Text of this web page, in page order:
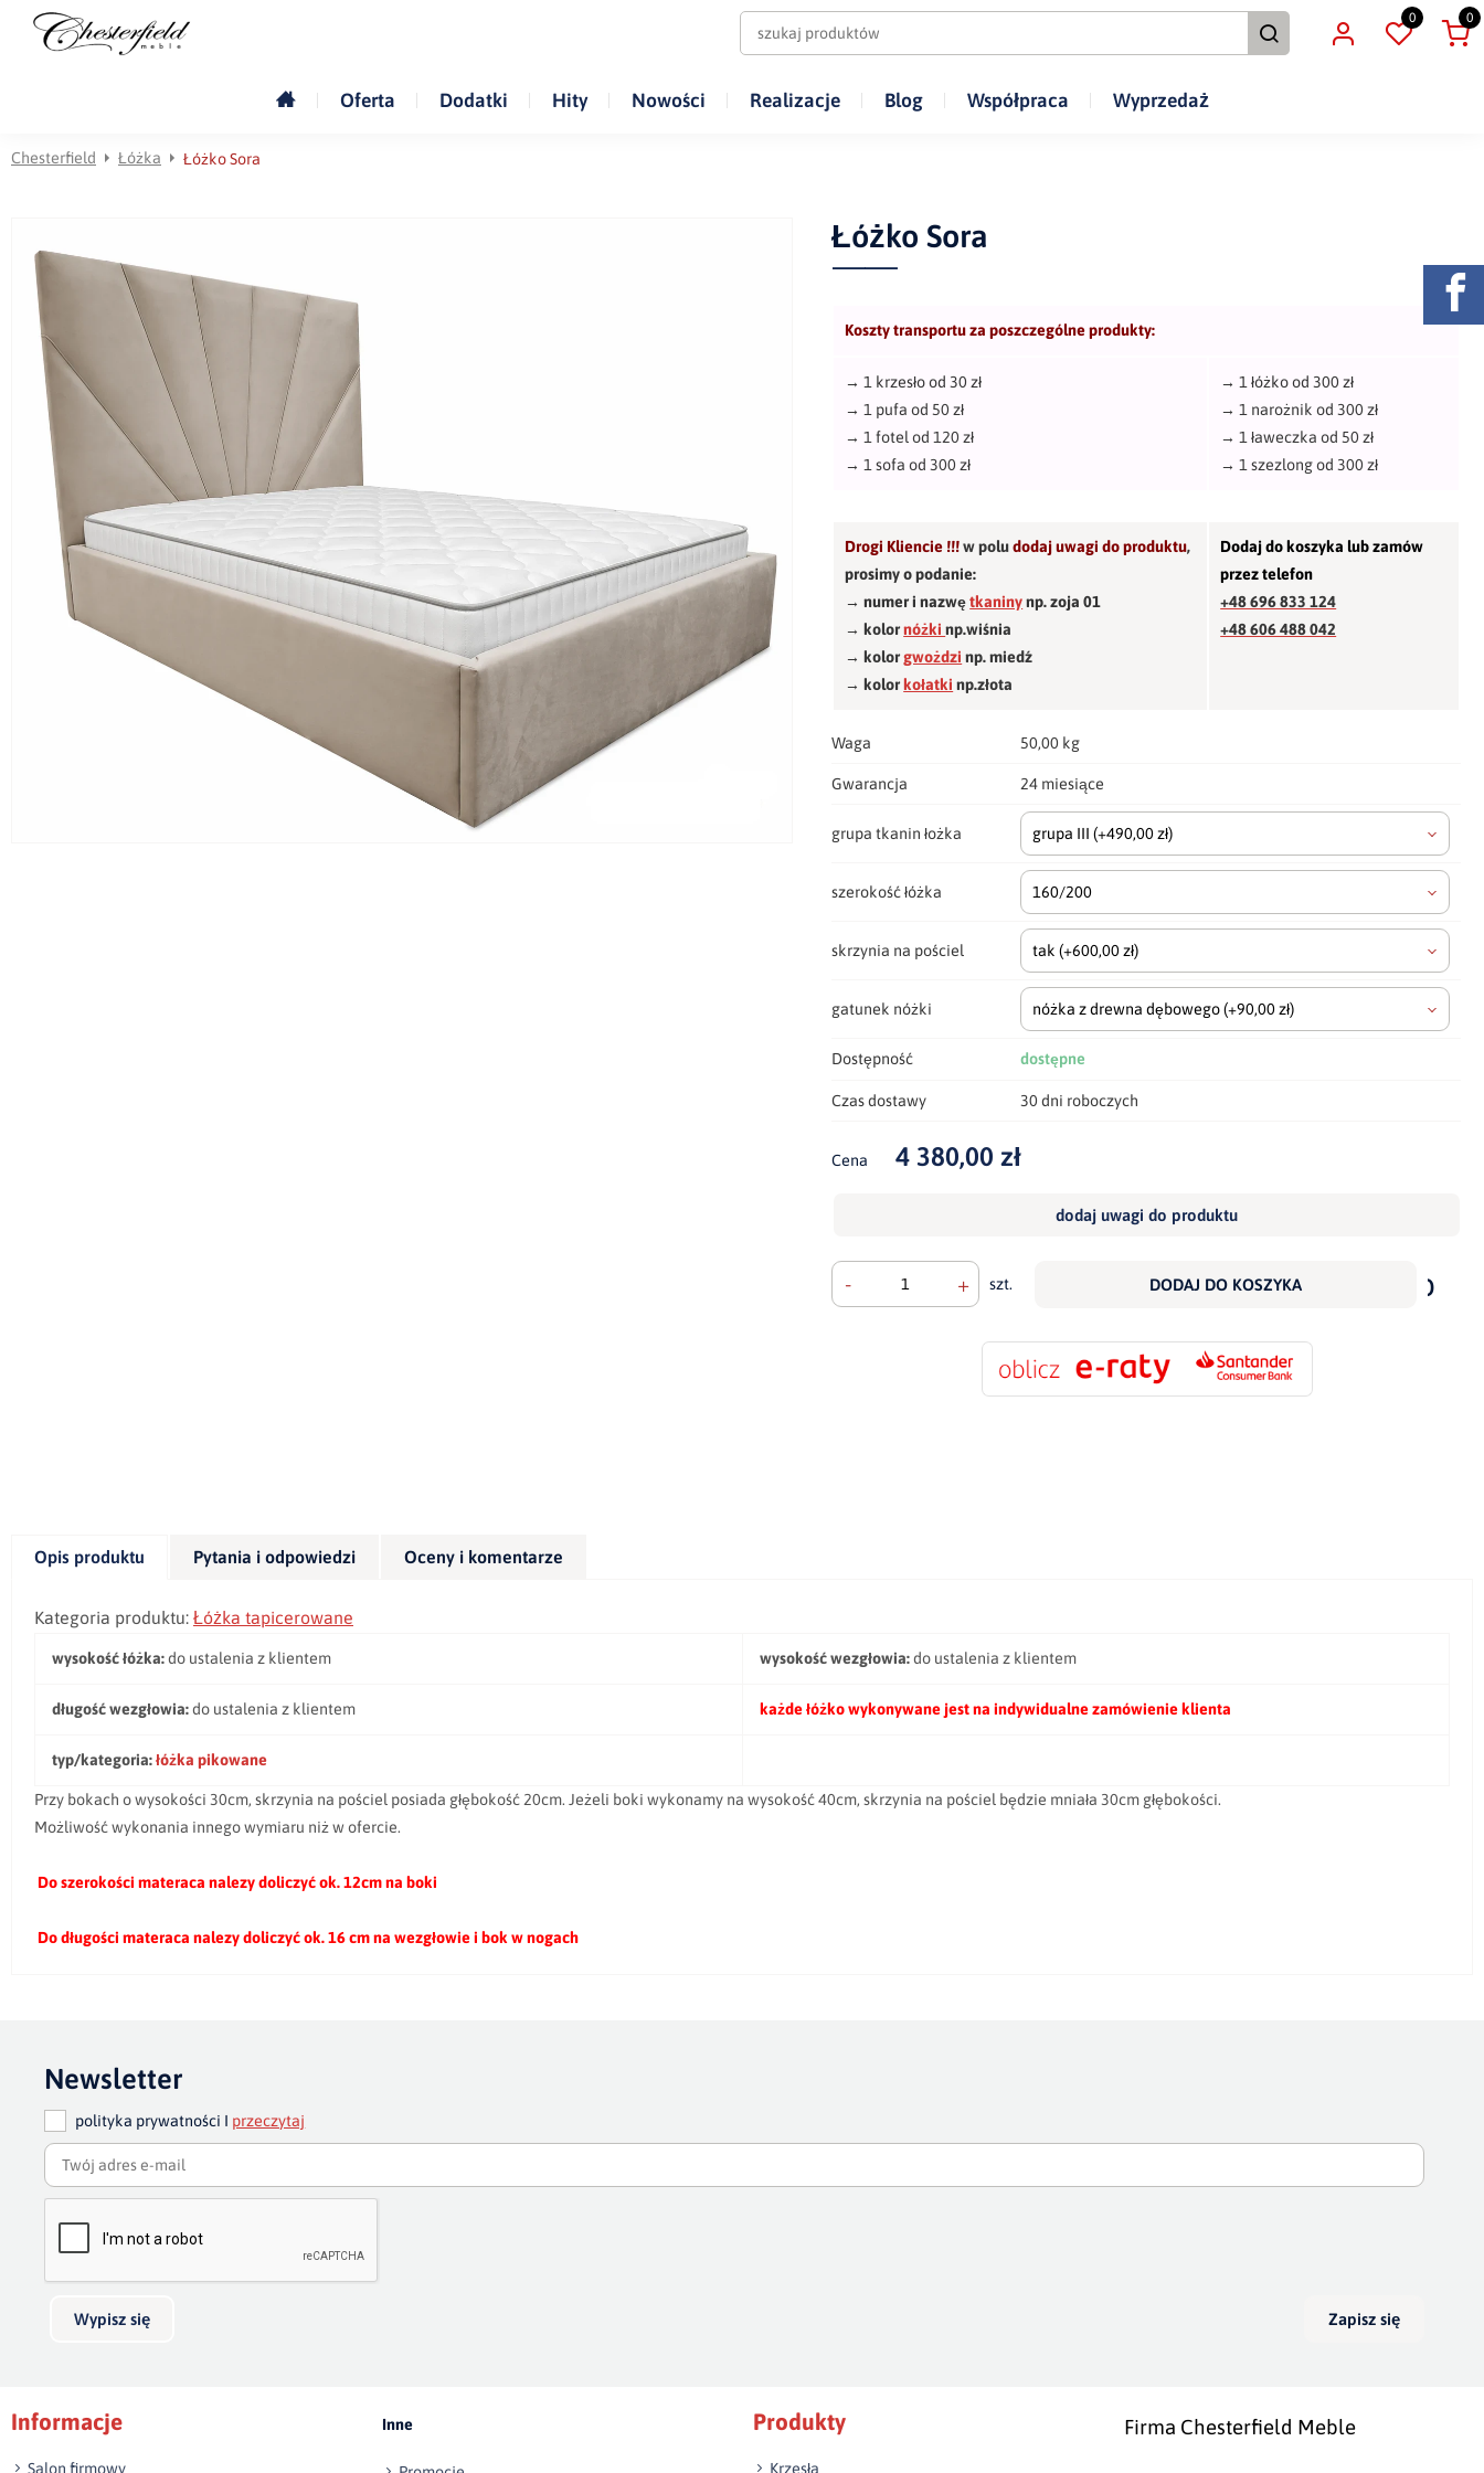
0 0
Oferta Dodatki Hity Nowości Realizacje Blog Współpraca Wyprzedaż
Chesterfield Łóżka Łóżko Sora
Łóżko Sora
Koszty transportu za poszczególne produkty:
→1 krzesło od 30 zł
→1 pufa od 50 zł
→ 1 fotel od 120 zł
→1 sofa od 300 zł
→1 łóżko od 300 zł
→1 narożnik od 300 zł
→1 ławeczka od 50 zł
→1 szezlong od 300 zł
Drogi Kliencie !!!w poludodaj uwagi do produktu,
prosimy o podanie:
→ numer i nazwętkaninynp. zoja 01
→ kolornóżkinp.wiśnia
→ kolorgwożdzi np. miedź
→ kolorkołatki np.złota
Dodaj do koszyka lub zamów
przez telefon
+48 696 833 124
+48 606 488 042
Waga 50,00 kg
Gwarancja 24 miesiące
grupa tkanin łożka grupa III(+490,00 zł)
szerokość łóżka 160/200
skrzynia na pościel tak(+600,00 zł)
gatunek nóżki nóżka z drewna dębowego(+90,00 zł)
Dostępność dostępne
Czas dostawy 30 dni roboczych
Cena 4 380,00 zł
dodaj uwagi do produktu
- + szt. DODAJ DO KOSZYKA
do
Opis produktu Pytania i odpowiedzi Oceny i komentarze
Kategoria produktu: Łóżka tapicerowane
wysokość łóżka:do ustalenia z klientem wysokość wezgłowia:do ustalenia z klientem
długość wezgłowia:do ustalenia z klientem każde łóżko wykonywane jest na indywidualne zamówienie klienta
typ/kategoria:łóżka pikowane
Przy bokach o wysokości 30cm, skrzynia na pościel posiada głębokość 20cm. Jeżeli boki wykonamy na wysokość 40cm, skrzynia na pościel będzie mniała 30cm głębokości.
Możliwość wykonania innego wymiaru niż w ofercie.
Do szerokości materaca nalezy doliczyć ok. 12cm na boki
Do długości materaca nalezy doliczyć ok. 16 cm na wezgłowie i bok w nogach
Newsletter
polityka prywatności I przeczytaj
Wypisz się Zapisz się
Informacje
Salon firmowy
Inne Produkty
Krzesła
Firma Chesterfield Meble